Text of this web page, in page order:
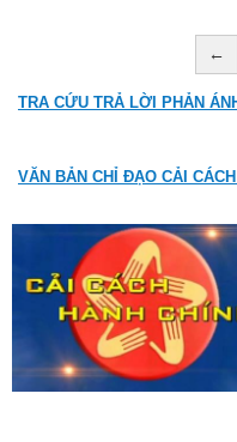
←
TRA CỨU TRẢ LỜI PHẢN
VĂN BẢN CHỈ ĐẠO CẢI CÁCH